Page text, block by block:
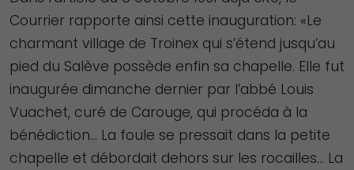
Courrier rapporte ainsi cette inauguration: «Le
charmant village de Troinex qui s’étend jusqu’au
pied du Salève possède enfin sa chapelle. Elle fut
inaugurée dimanche dernier par l’abbé Louis
Vuachet, curé de Carouge, qui procéda à la
bénédiction… La foule se pressait dans la petite
chapelle et débordait dehors sur les rocailles… La